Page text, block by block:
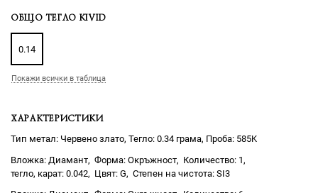
ОБЩО ТЕГЛО KIVID
0.14
Покажи всички в таблица
ХАРАКТЕРИСТИКИ
Тип метал: Червено злато, Тегло: 0.34 грама, Проба: 585K
Диамант
Окръжност
1
0.042
G
SI3